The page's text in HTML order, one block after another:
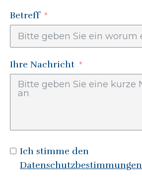
Betreff
Ihre Nachricht
Ich stimme den
Datenschutzbestimmungen